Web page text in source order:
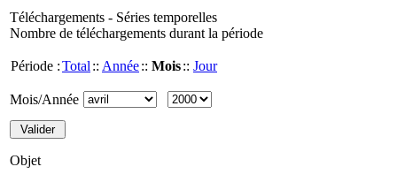
Téléchargements - Séries temporelles
Nombre de téléchargements durant la période
Période :Total :: Année:: Mois:: Jour
Mois/Année
Objet